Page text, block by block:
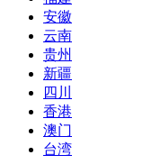
安徽
云南
贵州
新疆
四川
香港
澳门
台湾